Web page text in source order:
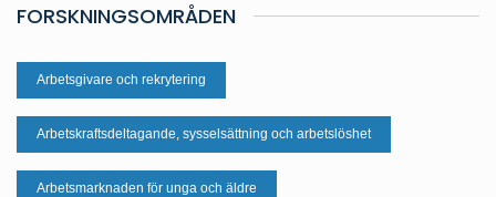
FORSKNINGSOMRÅDEN
Arbetsgivare och rekrytering
Arbetskraftsdeltagande, sysselsättning och arbetslöshet
Arbetsmarknaden för unga och äldre